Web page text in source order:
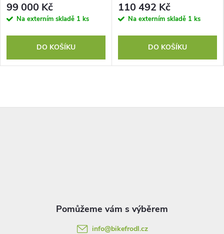
99 000 Kč
Na externím skladě 1 ks
DO KOŠÍKU
110 492 Kč
Na externím skladě 1 ks
DO KOŠÍKU
info@bikefrodl.cz